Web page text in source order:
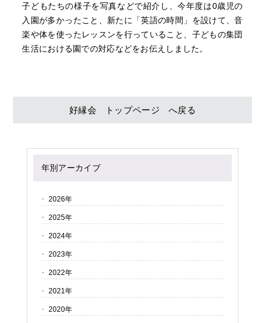
子どもたちの様子を写真などで紹介し、今年度は0歳児の
入園が多かったこと、新たに「英語の時間」を設けて、音
楽や体を使ったレッスンを行っていること、子どもの集団
生活における園での対応などをお伝えしました。
好縁会 トップページ へ戻る
年別アーカイブ
2026年
2025年
2024年
2023年
2022年
2021年
2020年